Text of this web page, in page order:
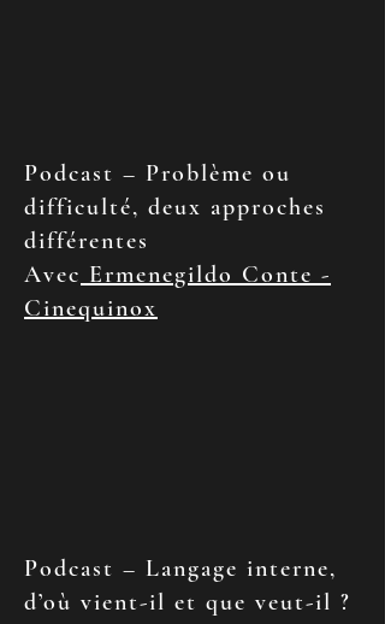
Podcast – Problème ou
difficulté, deux approches
différentes
Avec Ermenegildo Conte -
Cinequinox
Podcast – Langage interne,
d’où vient-il et que veut-il ?